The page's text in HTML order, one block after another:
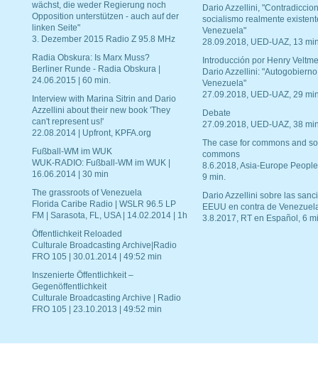
wächst, die weder Regierung noch
Opposition unterstützen - auch auf der
linken Seite"
3. Dezember 2015 Radio Z 95.8 MHz
Radia Obskura: Is Marx Muss?
Berliner Runde - Radia Obskura |
24.06.2015 | 60 min.
Interview with Marina Sitrin and Dario
Azzellini about their new book 'They
can't represent us!'
22.08.2014 | Upfront, KPFA.org
Fußball-WM im WUK
WUK-RADIO: Fußball-WM im WUK |
16.06.2014 | 30 min
The grassroots of Venezuela
Florida Caribe Radio | WSLR 96.5 LP
FM | Sarasota, FL, USA | 14.02.2014 | 1h
Öffentlichkeit Reloaded
Culturale Broadcasting Archive|Radio
FRO 105 | 30.01.2014 | 49:52 min
Inszenierte Öffentlichkeit –
Gegenöffentlichkeit
Culturale Broadcasting Archive | Radio
FRO 105 | 23.10.2013 | 49:52 min
Dario Azzellini,
socialismo realmente
Venezuela"
28.09.2018, UED-UAZ, 13
Introducción por Henry
Dario Azzellini:
Venezuela"
27.09.2018, UED-UAZ, 29
Debate
27.09.2018, UED-UAZ, 38
The case for commons and
commons
8.6.2018, Asia-Europe
9 min.
Dario Azzellini sobre las
EEUU en contra de
3.8.2017, RT en Español, 6